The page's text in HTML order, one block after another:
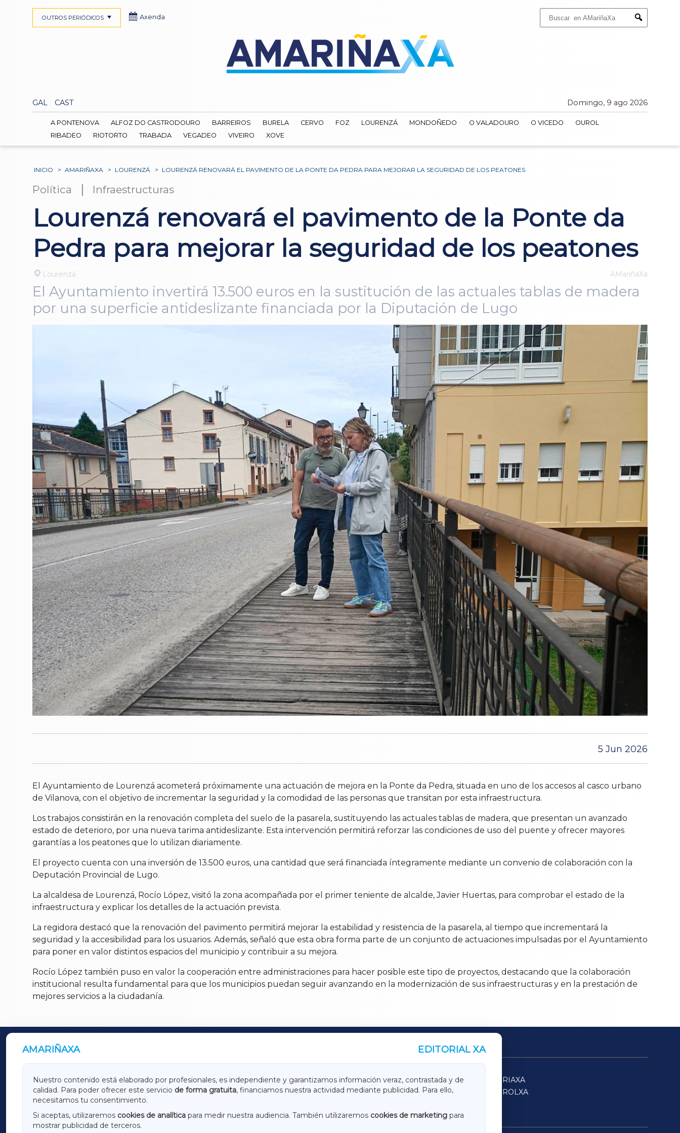
Submit
GAL CAST Domingo, 9 ago 2026
OUTROS PERIÓDICOS Axenda
A PONTENOVA ALFOZ DO CASTRODOURO BARREIROS BURELA CERVO FOZ LOURENZÁ MONDOÑEDO O VALADOURO O VICEDO
OUROL
RIBADEO
RIOTORTO TRABADA VEGADEO VIVEIRO XOVE
INICIO > AMARIÑAXA > LOURENZÁ > LOURENZÁ RENOVARÁ EL PAVIMENTO DE LA PONTE DA PEDRA PARA MEJORAR LA SEGURIDAD DE LOS PEATONES
Política | Infraestructuras
Lourenzá renovará el pavimento de la Ponte da
Pedra para mejorar la seguridad de los peatones
Lourenzá AMariñaXa
El Ayuntamiento invertirá 13.500 euros en la sustitución de las actuales tablas de madera
por una superficie antideslizante financiada por la Diputación de Lugo
5 Jun 2026
El Ayuntamiento de Lourenzá acometerá próximamente una actuación de mejora en la Ponte da Pedra, situada en uno de los accesos al casco urbano
de Vilanova, con el objetivo de incrementar la seguridad y la comodidad de las personas que transitan por esta infraestructura.
Los trabajos consistirán en la renovación completa del suelo de la pasarela, sustituyendo las actuales tablas de madera, que presentan un avanzado
estado de deterioro, por una nueva tarima antideslizante. Esta intervención permitirá reforzar las condiciones de uso del puente y ofrecer mayores
garantías a los peatones que lo utilizan diariamente.
El proyecto cuenta con una inversión de 13.500 euros, una cantidad que será financiada íntegramente mediante un convenio de colaboración con la
Deputación Provincial de Lugo.
La alcaldesa de Lourenzá, Rocío López, visitó la zona acompañada por el primer teniente de alcalde, Javier Huertas, para comprobar el estado de la
infraestructura y explicar los detalles de la actuación prevista.
La regidora destacó que la renovación del pavimento permitirá mejorar la estabilidad y resistencia de la pasarela, al tiempo que incrementará la
seguridad y la accesibilidad para los usuarios. Además, señaló que esta obra forma parte de un conjunto de actuaciones impulsadas por el Ayuntamiento
para poner en valor distintos espacios del municipio y contribuir a su mejora.
Rocío López también puso en valor la cooperación entre administraciones para hacer posible este tipo de proyectos, destacando que la colaboración
institucional resulta fundamental para que los municipios puedan seguir avanzando en la modernización de sus infraestructuras y en la prestación de
mejores servicios a la ciudadanía.
AMARIÑAXA EDITORIAL XA
Nuestro contenido está elaborado por profesionales, es independiente y garantizamos información veraz, contrastada y de
calidad. Para poder ofrecer este servicio de forma gratuita, financiamos nuestra actividad mediante publicidad. Para ello,
necesitamos tu consentimiento.
Si aceptas, utilizaremos cookies de analítica para medir nuestra audiencia. También utilizaremos cookies de marketing para
mostrar publicidad de terceros.
OUTROS PERIÓDICOS
GALICIAXA LUGOXA TERRACHAXA
SARRIAXA
AMARIÑAXA
RIBEIRASACRAXA ACORUÑAXA
FERROLXA
OURENSEXA